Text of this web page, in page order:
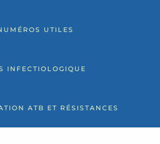
UTILES
INFECTIOLOGIQUE
ATB ET RÉSISTANCES